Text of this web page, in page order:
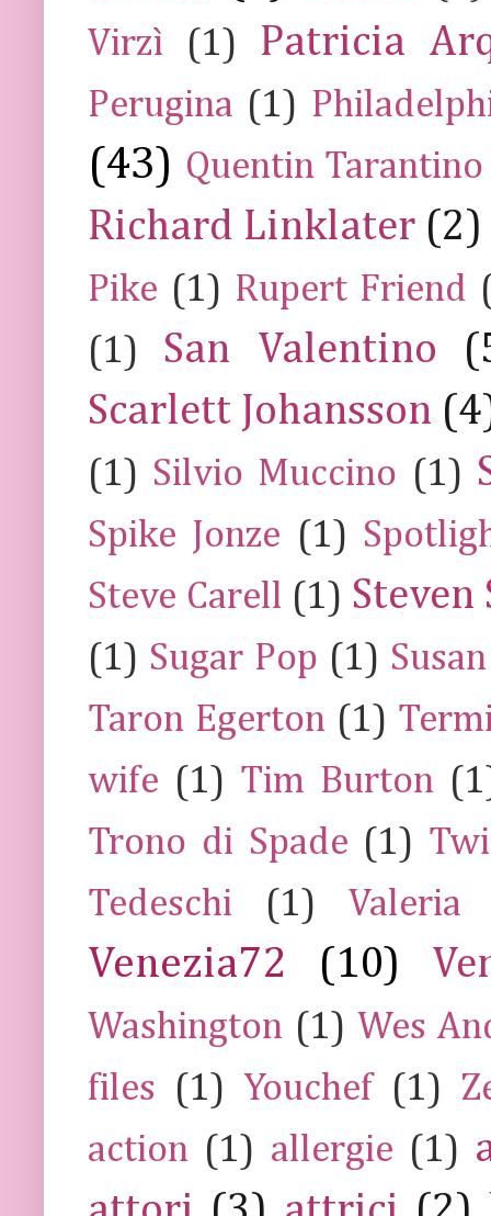
Virzì
(1) Patricia
Perugina (1)
(43) Quentin Tarantino
Richard Linklater (2)
Pike (1) Rupert Friend
(1)
San Valentino
Scarlett Johansson
(1) Silvio Muccino (1)
Spike Jonze (1)
Steve Carell (1) Steven
(1) Sugar Pop (1)
Taron Egerton (1)
wife (1) Tim Burton
Trono di Spade (1)
Tedeschi
(1) Valeria
Venezia72 (10)
Washington (1) Wes
files
(1) Youchef (1)
action (1) allergie (1)